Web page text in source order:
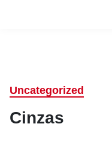
Uncategorized
Cinzas